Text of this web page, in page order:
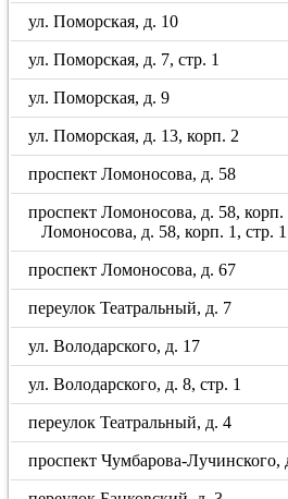
ул. Поморская, д. 10
ул. Поморская, д. 7, стр. 1
ул. Поморская, д. 9
ул. Поморская, д. 13, корп. 2
проспект Ломоносова, д. 58
проспект Ломоносова, д. 58, корп.
Ломоносова, д. 58, корп. 1, стр. 1
проспект Ломоносова, д. 67
переулок Театральный, д. 7
ул. Володарского, д. 17
ул. Володарского, д. 8, стр. 1
переулок Театральный, д. 4
проспект Чумбарова-Лучинского,